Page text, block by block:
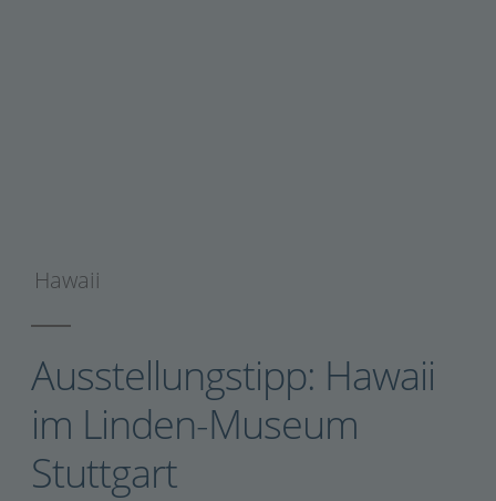
Hawaii
Ausstellungstipp: Hawaii
im Linden-Museum
Stuttgart